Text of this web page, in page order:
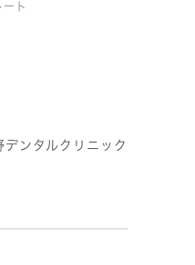
ート
デンタルクリニック